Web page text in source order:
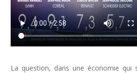
La question, dans une économie qui